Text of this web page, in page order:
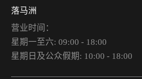
落马洲
营业时间：
星期一至六: 09:00 - 18:00
星期日及公众假期: 10:00 - 18:00